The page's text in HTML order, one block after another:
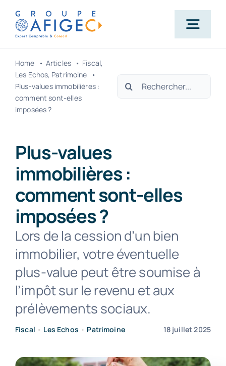
Passer
contenu
Accueil
Actualités
Carrière
Contact
Home Articles
Fiscal
Les Echos Patrimoine
Plus-values immobilières :
comment sont-elles
imposées ?
Rechercher:
Plus-values
immobilières :
comment sont-elles
imposées ?
Lors de la cession d’un bien
immobilier, votre éventuelle
plus-value peut être soumise à
l’impôt sur le revenu et aux
prélèvements sociaux.
Fiscal • Les Echos • Patrimoine 18 juillet 2025